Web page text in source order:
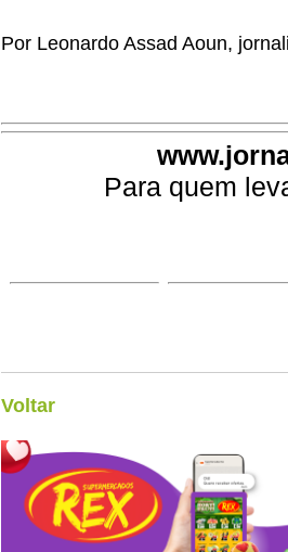
Por Leonardo Assad Aoun,
Para quem
Voltar